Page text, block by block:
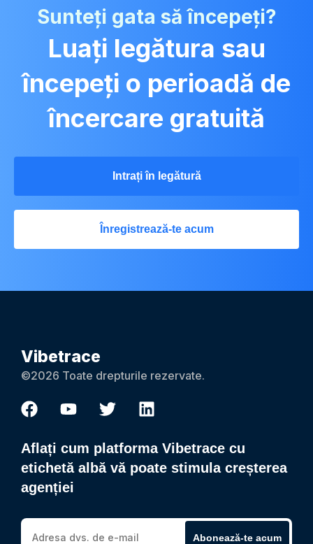
Sunteți gata să începeți?
Luați legătura sau
începeți o perioadă de
încercare gratuită
Intrați în legătură
Înregistrează-te acum
Vibetrace
©2026 Toate drepturile rezervate.
Aflați cum platforma Vibetrace cu
etichetă albă vă poate stimula creșterea
agenției
Abonează-te acum